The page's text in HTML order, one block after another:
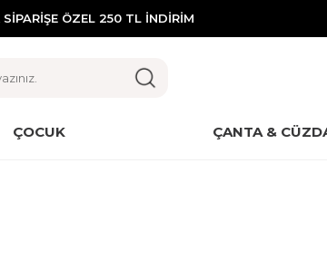
SİPARİŞE ÖZEL 250 TL İNDİRİM
ÇOCUK ÇANTA &